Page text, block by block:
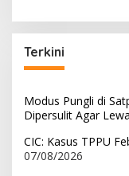
Terkini
Modus Pungli di
Dipersulit Agar
CIC: Kasus TPPU
07/08/2026